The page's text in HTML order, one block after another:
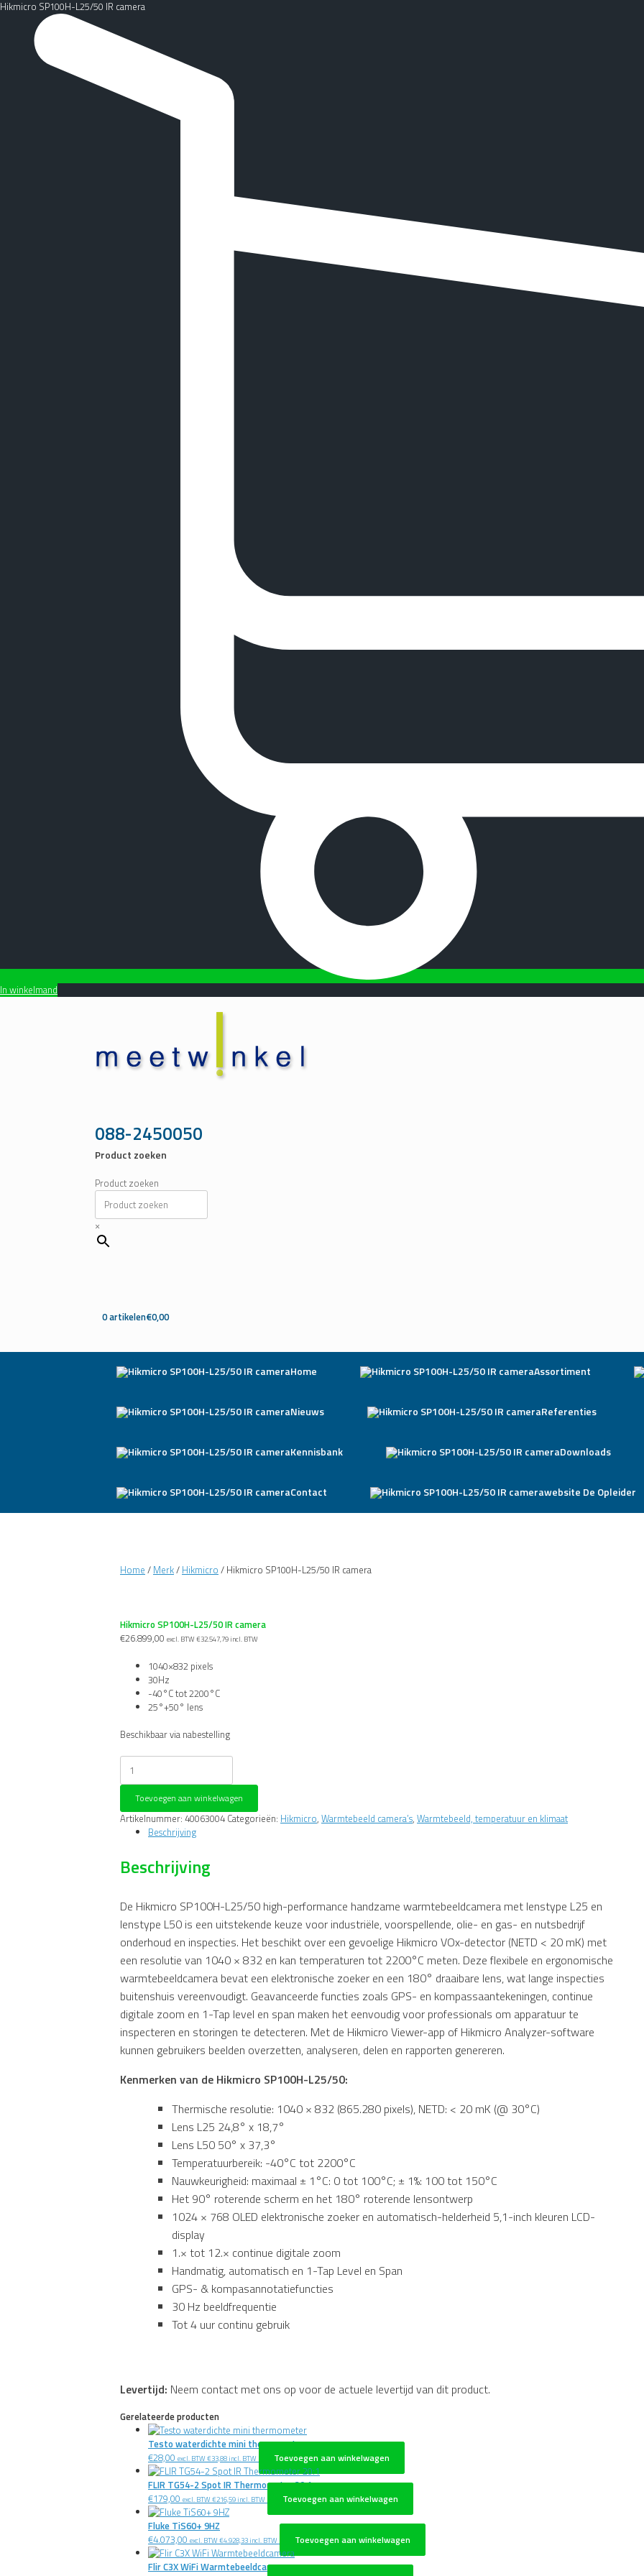
Hikmicro SP100H-L25/50 IR camera
In winkelmand
088-2450050
Product zoeken
Product zoeken
×
0 artikelen€0,00
Home Assortiment
Nieuws Referenties
Kennisbank Downloads
Contact website De Opleider
Home / Merk/ Hikmicro / Hikmicro SP100H-L25/50 IR camera
Hikmicro SP100H-L25/50 IR camera
€26.899,00 excl. BTW €32.547,79 incl. BTW
1040×832 pixels
30Hz
-40°C tot 2200°C
25°+50° lens
Beschikbaar via nabestelling
Hikmicro
SP100H-
L25/50
camera
aantal
Toevoegen aan winkelwagen
Artikelnummer: 40063004 Categorieën: Hikmicro, Warmtebeeld camera’s, Warmtebeeld, temperatuur en klimaat
Beschrijving
Beschrijving
De Hikmicro SP100H-L25/50 high-performance handzame warmtebeeldcamera met lenstype L25 en
lenstype L50 is een uitstekende keuze voor industriële, voorspellende, olie- en gas- en nutsbedrijf
onderhoud en inspecties. Het beschikt over een gevoelige Hikmicro VOx-detector (NETD < 20 mK) met
een resolutie van 1040 × 832 en kan temperaturen tot 2200°C meten. Deze flexibele en ergonomische
warmtebeeldcamera bevat een elektronische zoeker en een 180° draaibare lens, wat lange inspecties
buitenshuis vereenvoudigt. Geavanceerde functies zoals GPS- en kompassaantekeningen, continue
digitale zoom en 1-Tap level en span maken het eenvoudig voor professionals om apparatuur te
inspecteren en storingen te detecteren. Met de Hikmicro Viewer-app of Hikmicro Analyzer-software
kunnen gebruikers beelden overzetten, analyseren, delen en rapporten genereren.
Kenmerken van de Hikmicro SP100H-L25/50:
Thermische resolutie: 1040 × 832 (865.280 pixels), NETD: < 20 mK (@ 30°C)
Lens L25 24,8° x 18,7°
Lens L50 50° x 37,3°
Temperatuurbereik: -40°C tot 2200°C
Nauwkeurigheid: maximaal ± 1°C: 0 tot 100°C; ± 1%: 100 tot 150°C
Het 90° roterende scherm en het 180° roterende lensontwerp
1024 × 768 OLED elektronische zoeker en automatisch-helderheid 5,1-inch kleuren LCD-
display
1.× tot 12.× continue digitale zoom
Handmatig, automatisch en 1-Tap Level en Span
GPS- & kompasannotatiefuncties
30 Hz beeldfrequentie
Tot 4 uur continu gebruik
Levertijd: Neem contact met ons op voor de actuele levertijd van dit product.
Gerelateerde producten
Testo waterdichte mini thermometer
€28,00 excl. BTW €33,88 incl. BTW Toevoegen aan winkelwagen
FLIR TG54-2 Spot IR Thermometer 20:1
€179,00 excl. BTW €216,59 incl. BTW Toevoegen aan winkelwagen
Fluke TiS60+ 9HZ
€4.073,00 excl. BTW €4.928,33 incl. BTW Toevoegen aan winkelwagen
Flir C3X WiFi Warmtebeeldcamera